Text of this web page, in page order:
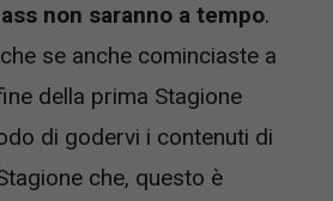
non saranno a tempo.
se anche cominciaste a
della prima Stagione
di godervi i contenuti di
che, questo è